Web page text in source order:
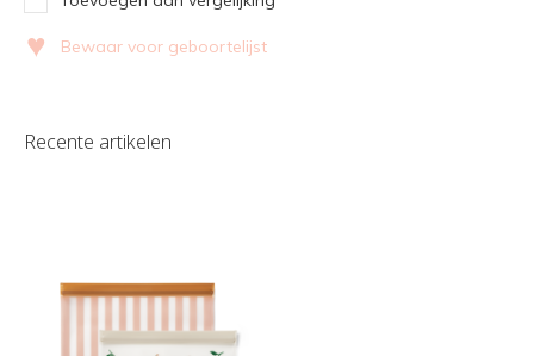
♥ Bewaar voor geboortelijst
Recente artikelen